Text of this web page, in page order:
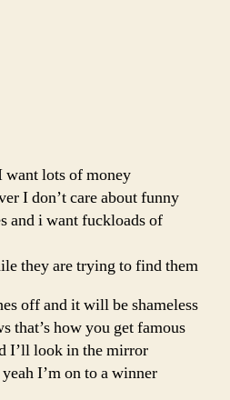
want lots of money
I don’t care about funny
and i want fuckloads of
they are trying to find them
off and it will be shameless
that’s how you get famous
I’ll look in the mirror
I’m on to a winner